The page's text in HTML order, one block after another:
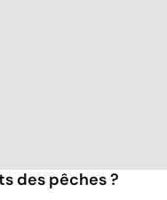
des pêches ?